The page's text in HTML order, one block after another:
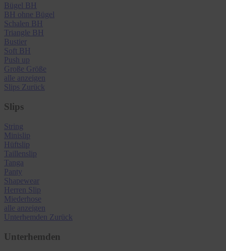
Bügel BH
BH ohne Bügel
Schalen BH
Triangle BH
Bustier
Soft BH
Push up
Große Größe
alle anzeigen
Slips Zurück
Slips
String
Minislip
Hüftslip
Taillenslip
Tanga
Panty
Shapewear
Herren Slip
Miederhose
alle anzeigen
Unterhemden Zurück
Unterhemden